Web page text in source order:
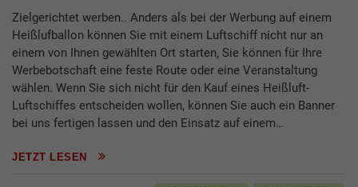
Zielgerichtet werben.. Anders als bei der Werbung auf einem
Heißlufballon können Sie mit einem Luftschiff nicht nur an
einem von Ihnen gewählten Ort starten, Sie können für Ihre
Werbebotschaft eine feste Route oder eine Veranstaltung
wählen. Wenn Sie sich nicht für den Kauf eines Heißluft-
Luftschiffes entscheiden wollen, können Sie auch ein Banner
bei uns fertigen lassen und den Einsatz auf einem…
JETZT LESEN